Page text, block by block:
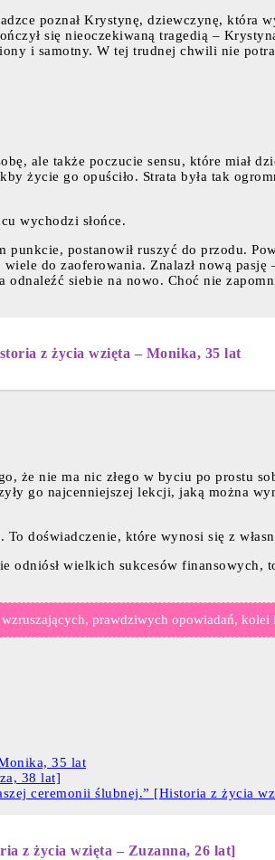
poznał Krystynę, dziewczynę, która
się nieoczekiwaną tragedią –
i samotny. W tej trudnej chwili nie
ale także poczucie sensu, które miał
życie go opuściło. Strata była tak
wychodzi słońce.
postanowił ruszyć do przodu.
do zaoferowania. Znalazł nową pasję
siebie na nowo. Choć nie
z życia wzięta – Monika, 35 lat
że nie ma nic złego w byciu po prostu
go najcenniejszej lekcji, jaką można
doświadczenie, które wynosi się z
wielkich sukcesów finansowych,
prawdziwych opowiadań,
35 lat
38 lat]
ceremonii ślubnej.” [Historia z życia
z życia wzięta – Zuzanna, 26 lat]